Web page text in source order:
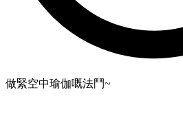
做緊空中瑜伽嘅法鬥~